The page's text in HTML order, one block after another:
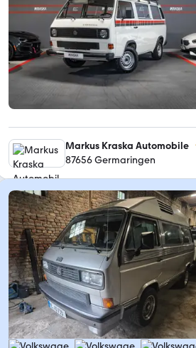
Markus Kraska Automobile
87656 Germaringen